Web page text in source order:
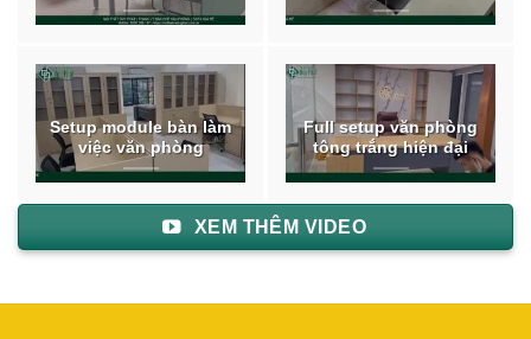
Setup module bàn làm
việc văn phòng
Full setup văn phòng
tông trắng hiện đại
XEM THÊM VIDEO